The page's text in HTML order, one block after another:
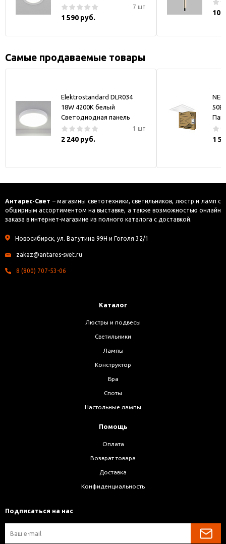
7 шт
1 590 руб.
10
Самые продаваемые товары
Elektrostandard DLR034
18W 4200K белый
Светодиодная панель
1 шт
2 240 руб. 1
Антарес-Свет – магазины светотехники, светильников, люстр и ламп с
обширным ассортиментом на выставке, а также возможностью онлайн
заказа в интернет-магазине из полного каталога с доставкой.
Новосибирск, ул. Ватутина 99Н и Гоголя 32/1
zakaz@antares-svet.ru
8 (800) 707-53-06
Каталог
Люстры и подвесы
Светильники
Лампы
Конструктор
Бра
Споты
Настольные лампы
Помощь
Оплата
Возврат товара
Доставка
Конфиденциальность
Подписаться на нас